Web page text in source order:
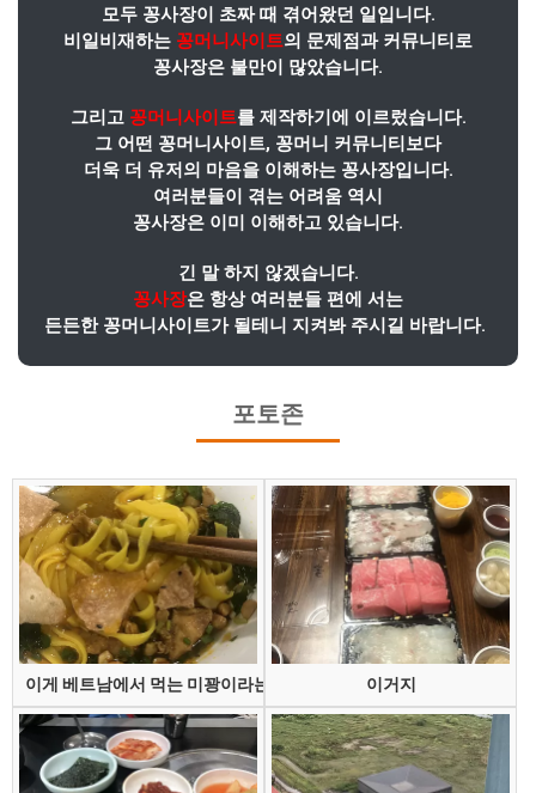
모두 꽁사장이 초짜 때 겪어왔던 일입니다.
비일비재하는 꽁머니사이트의 문제점과 커뮤니티로
꽁사장은 불만이 많았습니다.
그리고 꽁머니사이트를 제작하기에 이르렀습니다.
그 어떤 꽁머니사이트, 꽁머니 커뮤니티보다
더욱 더 유저의 마음을 이해하는 꽁사장입니다.
여러분들이 겪는 어려움 역시
꽁사장은 이미 이해하고 있습니다.
긴 말 하지 않겠습니다.
꽁사장은 항상 여러분들 편에 서는
든든한 꽁머니사이트가 될테니 지켜봐 주시길 바랍니다.
포토존
이게 베트남에서 먹는 미꽝이라는 건데 이거지